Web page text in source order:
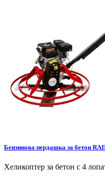
Бензинова пердашка за бетон
Хеликоптер за бетон с 4